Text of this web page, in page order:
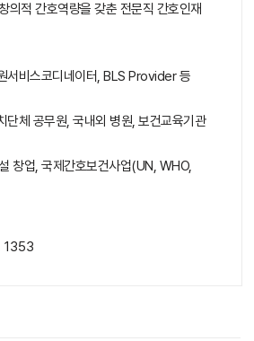
의적 간호역량을 갖춘 전문직 간호인재
서비스코디네이터, BLS Provider 등
단체 공무원, 국내외 병원, 보건교육기관
창업, 국제간호보건사업(UN, WHO,